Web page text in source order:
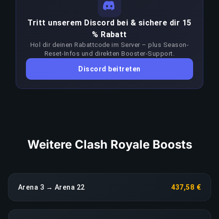
Skill-Leveln. Konstant im Bereich Arena–Arena zu
gewinnen, erfordert deutlich mehr Können als der
Zielrang selbst. Booster passen ihren Ansatz bei
jedem Patch an, um dem Meta voraus zu bleiben;
ein anhaltender Leistungseinbruch löst eine
sofortige Neuzuweisung ohne Aufpreis aus.
Tritt unserem Discord bei & sichere dir 15
% Rabatt
Hol dir deinen Rabattcode im Server – plus Season-
Reset-Infos und direkten Booster-Support.
Discord beitreten
Weitere Clash Royale Boosts
Arena 3 → Arena 22 437,58 €